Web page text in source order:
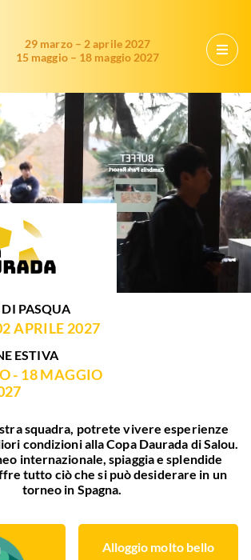
29 marzo – 2 aprile 2027
15 maggio – 18 maggio 2027
PASQUA
APRILE 2027
ESTIVA
- 18 MAGGIO
squadra, potrete vivere esperienze
condizioni alla Copa Daurada di Salou.
internazionale, spiaggia e splendide
tutto ciò che si può desiderare in un
torneo in Spagna.
Alloggio molto bello